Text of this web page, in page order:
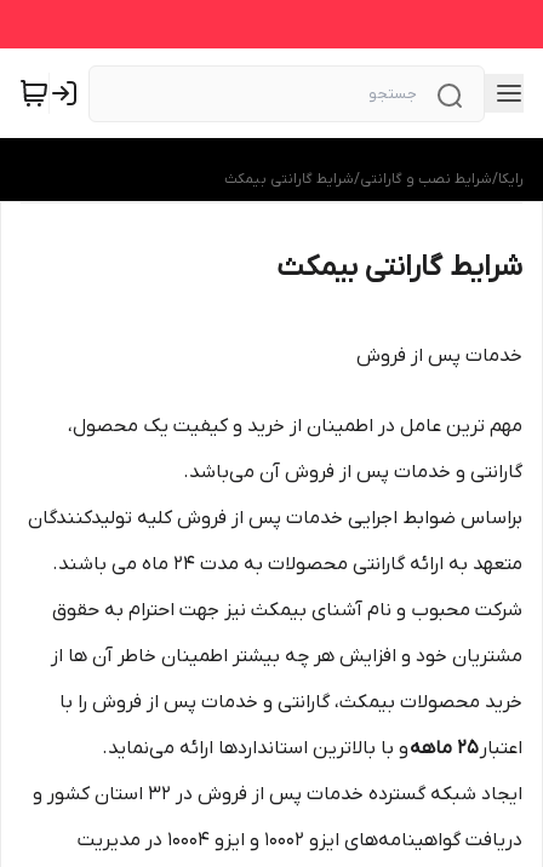
رایکا/شرایط نصب و گارانتی/شرایط گارانتی بیمکث
شرایط گارانتی بیمکث
خدمات پس از فروش
مهم ترین عامل در اطمینان از خرید و کیفیت یک محصول،
گارانتی و خدمات پس از فروش آن می‌باشد.
براساس ضوابط اجرایی خدمات پس از فروش کلیه تولیدکنندگان
متعهد به ارائه گارانتی محصولات به مدت ۲۴ ماه می باشند.
شرکت محبوب و نام آشنای بیمکث نیز جهت احترام به حقوق
مشتریان خود و افزایش هر چه بیشتر اطمینان خاطر آن ها از
خرید محصولات بیمکث، گارانتی و خدمات پس از فروش را با
اعتبار ۲۵ ماهه
و با بالاترین استانداردها ارائه می‌نماید.
ایجاد شبکه گسترده خدمات پس از فروش در ۳۲ استان کشور و
دریافت گواهینامه‌های ایزو ۱۰۰۰۲ و ایزو ۱۰۰۰۴ در مدیریت